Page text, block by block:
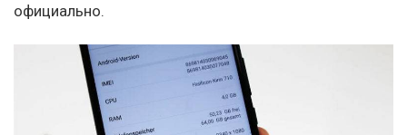
официально.